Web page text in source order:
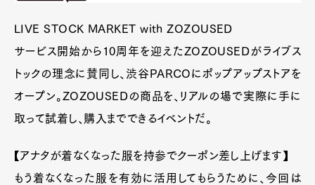
LIVE STOCK MARKET with ZOZOUSED
サービス開始から10周年を迎えたZOZOUSEDがライブス
トックの理念に賛同し、渋谷PARCOにポップアップストアを
オープン。ZOZOUSEDの商品を、リアルの場で実際に手に
取って試着し、購入までできるイベントだ。
【アナタが着なくなった服を持参でクーポン差し上げます】
もう着なくなった服を有効に活用してもらうために、今回は